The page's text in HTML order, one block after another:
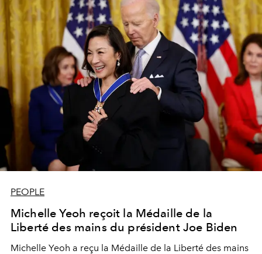
PEOPLE
Michelle Yeoh reçoit la Médaille de la
Liberté des mains du président Joe Biden
Michelle Yeoh a reçu la Médaille de la Liberté des mains